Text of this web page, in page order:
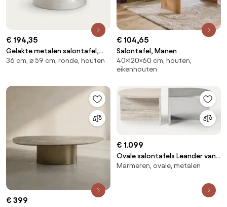
€ 194,35
Gelakte metalen salontafel,
Rouva
36 cm, ⌀ 59 cm, ronde, houten
€ 104,65
Salontafel, Manen
40×120×60 cm, houten,
eikenhouten
€ 399
€ 1.099
Ovale salontafels Leander van
metaal en marmer, 2-delig
Marmeren, ovale, metalen